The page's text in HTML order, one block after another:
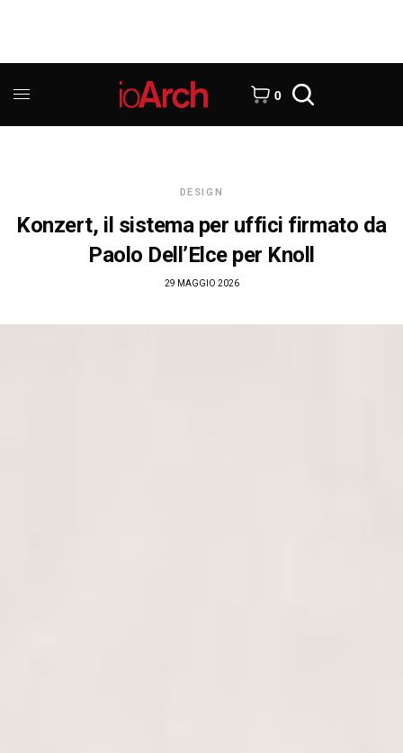
0
DESIGN
Konzert, il sistema per uffici firmato da
Paolo Dell’Elce per Knoll
29 MAGGIO 2026